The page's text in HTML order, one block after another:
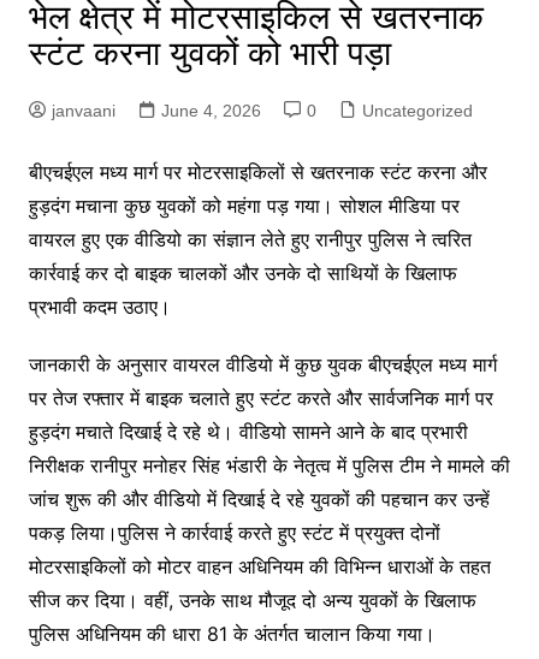
भेल क्षेत्र में मोटरसाइकिल से खतरनाक
स्टंट करना युवकों को भारी पड़ा
janvaani June 4, 2026 0 Uncategorized
बीएचईएल मध्य मार्ग पर मोटरसाइकिलों से खतरनाक स्टंट करना और
हुड़दंग मचाना कुछ युवकों को महंगा पड़ गया। सोशल मीडिया पर
वायरल हुए एक वीडियो का संज्ञान लेते हुए रानीपुर पुलिस ने त्वरित
कार्रवाई कर दो बाइक चालकों और उनके दो साथियों के खिलाफ
प्रभावी कदम उठाए।
जानकारी के अनुसार वायरल वीडियो में कुछ युवक बीएचईएल मध्य मार्ग
पर तेज रफ्तार में बाइक चलाते हुए स्टंट करते और सार्वजनिक मार्ग पर
हुड़दंग मचाते दिखाई दे रहे थे। वीडियो सामने आने के बाद प्रभारी
निरीक्षक रानीपुर मनोहर सिंह भंडारी के नेतृत्व में पुलिस टीम ने मामले की
जांच शुरू की और वीडियो में दिखाई दे रहे युवकों की पहचान कर उन्हें
पकड़ लिया।पुलिस ने कार्रवाई करते हुए स्टंट में प्रयुक्त दोनों
मोटरसाइकिलों को मोटर वाहन अधिनियम की विभिन्न धाराओं के तहत
सीज कर दिया। वहीं, उनके साथ मौजूद दो अन्य युवकों के खिलाफ
पुलिस अधिनियम की धारा 81 के अंतर्गत चालान किया गया।